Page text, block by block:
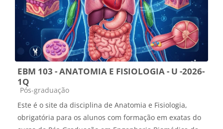
EBM 103 - ANATOMIA E FISIOLOGIA - U -2026-
1Q
Categoria do curso
Pós-graduação
Este é o site da disciplina de Anatomia e Fisiologia,
obrigatória para os alunos com formação em exatas do